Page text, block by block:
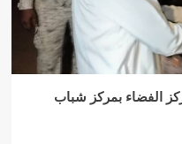
الفضاء بمركز شباب